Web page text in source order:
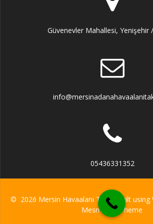
Güvenevler Mahallesi, Yenişehir
05436331352
© 2026 Mersin Havaalanı Taksi. Built using
Mesmerize Theme